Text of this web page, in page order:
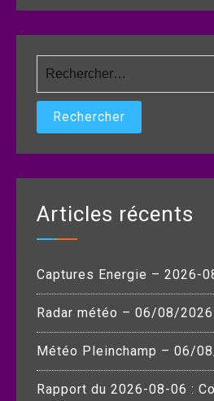
Articles récents
Captures Energie – 2026-
Radar météo – 06/08/2026
Météo Pleinchamp – 06/
Rapport du 2026-08-06 :